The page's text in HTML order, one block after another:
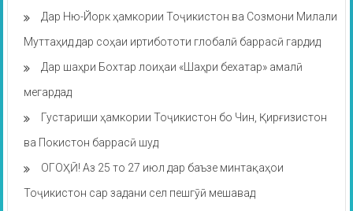
Дар Ню-Йорк ҳамкории Тоҷикистон ва Созмони Милали
Муттаҳид дар соҳаи иртибототи глобалӣ баррасӣ гардид
Дар шаҳри Бохтар лоиҳаи «Шаҳри бехатар» амалӣ
мегардад
Густариши ҳамкории Тоҷикистон бо Чин, Қирғизистон
ва Покистон баррасӣ шуд
ОГОҲӢ! Аз 25 то 27 июл дар баъзе минтақаҳои
Тоҷикистон сар задани сел пешгӯӣ мешавад